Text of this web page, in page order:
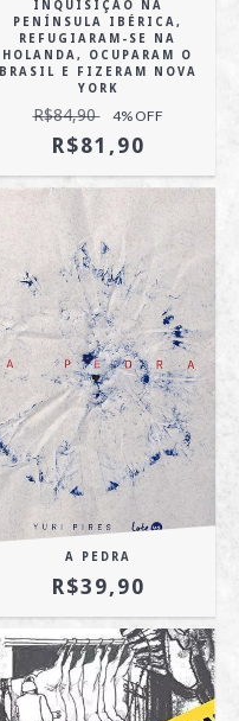
INQUISIÇÃO NA
PENÍNSULA IBÉRICA,
REFUGIARAM-SE NA
HOLANDA, OCUPARAM O
BRASIL E FIZERAM NOVA
YORK
R$84,90 4% OFF
R$81,90
A PEDRA
R$39,90